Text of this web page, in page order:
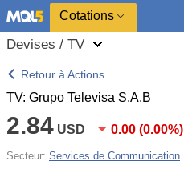
Cotations
Devises / TV
Retour à Actions
TV: Grupo Televisa S.A.B
2.84 USD 0.00 (0.00%)
Secteur: Services de Communication